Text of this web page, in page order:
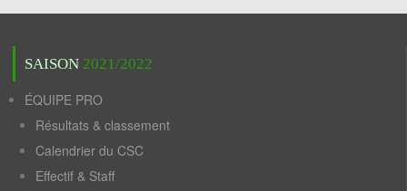
SAISON 2021/2022
ÉQUIPE PRO
Résultats & classement
Calendrier du CSC
Effectif & Staff